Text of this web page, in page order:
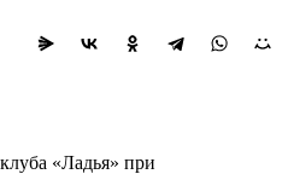
«Ладья» при